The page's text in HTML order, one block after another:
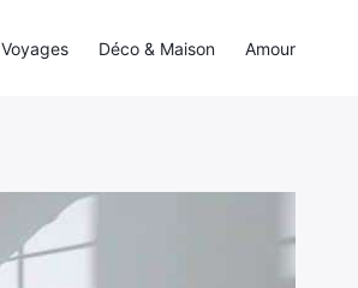
Voyages Déco & Maison Amour